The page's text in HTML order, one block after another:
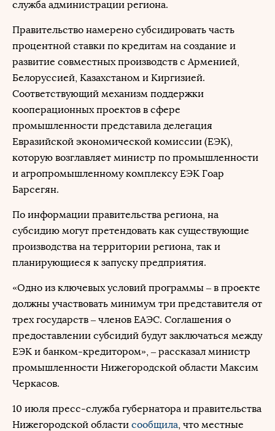
служба администрации региона.
Правительство намерено субсидировать часть
процентной ставки по кредитам на создание и
развитие совместных производств с Арменией,
Белоруссией, Казахстаном и Киргизией.
Соответствующий механизм поддержки
кооперационных проектов в сфере
промышленности представила делегация
Евразийской экономической комиссии (ЕЭК),
которую возглавляет министр по промышленности
и агропромышленному комплексу ЕЭК Гоар
Барсегян.
По информации правительства региона, на
субсидию могут претендовать как существующие
производства на территории региона, так и
планирующиеся к запуску предприятия.
«Одно из ключевых условий программы – в проекте
должны участвовать минимум три представителя от
трех государств – членов ЕАЭС. Соглашения о
предоставлении субсидий будут заключаться между
ЕЭК и банком-кредитором», – рассказал министр
промышленности Нижегородской области Максим
Черкасов.
10 июля пресс-служба губернатора и правительства
Нижегородской области сообщила, что местные